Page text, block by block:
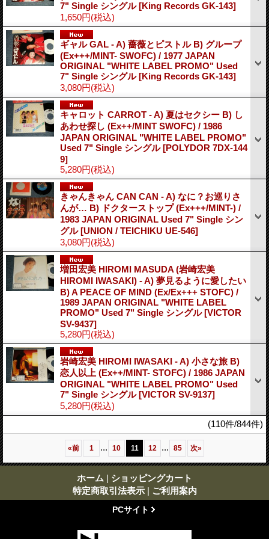
7" Single シングル[King Records GK-143]
1,650円(税込)
ギャル GAL - A) 薔薇とピストル B) グループ
(Ex+++/MINT- SWOFC) / 1977 JAPAN
ORIGINAL "WHITE LABEL PROMO" Used
7" Single シングル[King Records GK-143]
3,080円(税込)
キャロット CARROT - A) 夏はセクシー B) し
あわせ探し (Ex++/MINT SWOFC) / 1986
JAPAN ORIGINAL "WHITE LABEL PROMO"
Used 7" Single シングル[POLYDOR 7DX-144
9]
5,280円(税込)
きゃんきゃん CAN CAN - A) なに？お巡りさ
んが… B) ドクターストップ (Ex+++/MINT-) /
1983 JAPAN ORIGINAL Used 7" Single シン
グル[UNION / TEICHIKU UE-546]
3,080円(税込)
増田宏美 HIROMI MASUDA (岩崎宏美
HIROMI IWASAKI) - A) 夢見るように愛したい
B) A PEACE OF MIND (Ex/Ex+++ STOFC) /
1989 JAPAN ORIGINAL "WHITE LABEL
PROMO" Used 7" Single シングル[VICTOR
SV-9437]
5,280円(税込)
岩崎宏美 HIROMI IWASAKI - A) 小さな旅 B)
恋人以上 (Ex++/MINT- STOFC) / 1986 JAPAN
ORIGINAL "WHITE LABEL PROMO" Used
7" Single シングル[VICTOR SV-9137]
5,280円(税込)
(110件/844件)
«前 1 ... 10 11 12 ... 85 次»
ホーム | ショッピングカート
特定商取引法表示 | ご利用案内
PCサイト